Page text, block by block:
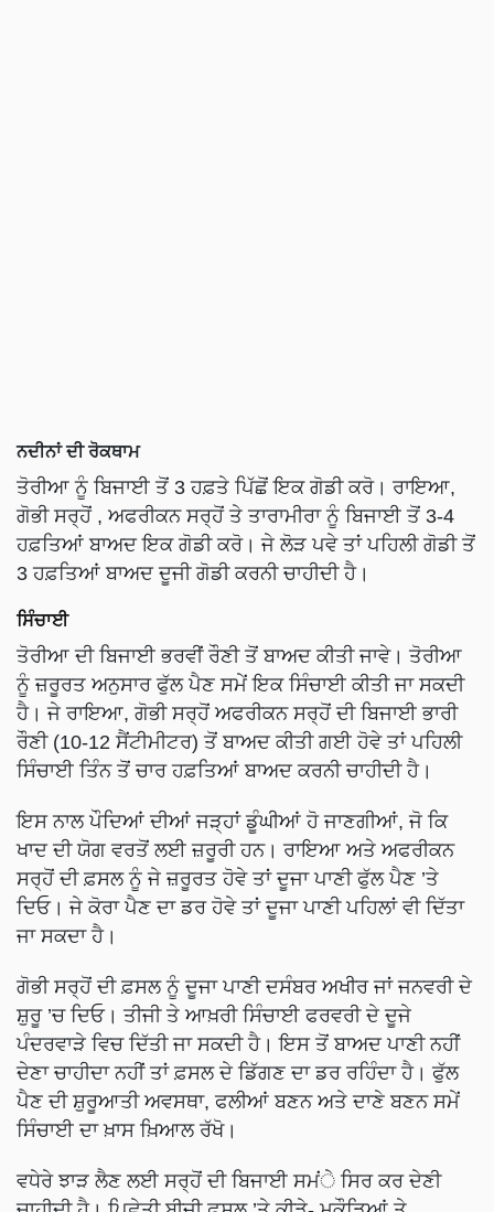
ਨਦੀਨਾਂ ਦੀ ਰੋਕਥਾਮ
ਤੋਰੀਆ ਨੂੰ ਬਿਜਾਈ ਤੋਂ 3 ਹਫ਼ਤੇ ਪਿੱਛੋਂ ਇਕ ਗੋਡੀ ਕਰੋ। ਰਾਇਆ,
ਗੋਭੀ ਸਰ੍ਹੋਂ , ਅਫਰੀਕਨ ਸਰ੍ਹੋਂ ਤੇ ਤਾਰਾਮੀਰਾ ਨੂੰ ਬਿਜਾਈ ਤੋਂ 3-4
ਹਫ਼ਤਿਆਂ ਬਾਅਦ ਇਕ ਗੋਡੀ ਕਰੋ। ਜੇ ਲੋੜ ਪਵੇ ਤਾਂ ਪਹਿਲੀ ਗੋਡੀ ਤੋਂ
3 ਹਫ਼ਤਿਆਂ ਬਾਅਦ ਦੂਜੀ ਗੋਡੀ ਕਰਨੀ ਚਾਹੀਦੀ ਹੈ।
ਸਿੰਚਾਈ
ਤੋਰੀਆ ਦੀ ਬਿਜਾਈ ਭਰਵੀਂ ਰੌਣੀ ਤੋਂ ਬਾਅਦ ਕੀਤੀ ਜਾਵੇ। ਤੋਰੀਆ
ਨੂੰ ਜ਼ਰੂਰਤ ਅਨੁਸਾਰ ਫੁੱਲ ਪੈਣ ਸਮੇਂ ਇਕ ਸਿੰਚਾਈ ਕੀਤੀ ਜਾ ਸਕਦੀ
ਹੈ। ਜੇ ਰਾਇਆ, ਗੋਭੀ ਸਰ੍ਹੋਂ ਅਫਰੀਕਨ ਸਰ੍ਹੋਂ ਦੀ ਬਿਜਾਈ ਭਾਰੀ
ਰੌਣੀ (10-12 ਸੈਂਟੀਮੀਟਰ) ਤੋਂ ਬਾਅਦ ਕੀਤੀ ਗਈ ਹੋਵੇ ਤਾਂ ਪਹਿਲੀ
ਸਿੰਚਾਈ ਤਿੰਨ ਤੋਂ ਚਾਰ ਹਫ਼ਤਿਆਂ ਬਾਅਦ ਕਰਨੀ ਚਾਹੀਦੀ ਹੈ।
ਇਸ ਨਾਲ ਪੌਦਿਆਂ ਦੀਆਂ ਜੜ੍ਹਾਂ ਡੂੰਘੀਆਂ ਹੋ ਜਾਣਗੀਆਂ, ਜੋ ਕਿ
ਖਾਦ ਦੀ ਯੋਗ ਵਰਤੋਂ ਲਈ ਜ਼ਰੂਰੀ ਹਨ। ਰਾਇਆ ਅਤੇ ਅਫਰੀਕਨ
ਸਰ੍ਹੋਂ ਦੀ ਫ਼ਸਲ ਨੂੰ ਜੇ ਜ਼ਰੂਰਤ ਹੋਵੇ ਤਾਂ ਦੂਜਾ ਪਾਣੀ ਫੁੱਲ ਪੈਣ ’ਤੇ
ਦਿਓ। ਜੇ ਕੋਰਾ ਪੈਣ ਦਾ ਡਰ ਹੋਵੇ ਤਾਂ ਦੂਜਾ ਪਾਣੀ ਪਹਿਲਾਂ ਵੀ ਦਿੱਤਾ
ਜਾ ਸਕਦਾ ਹੈ।
ਗੋਭੀ ਸਰ੍ਹੋਂ ਦੀ ਫ਼ਸਲ ਨੂੰ ਦੂਜਾ ਪਾਣੀ ਦਸੰਬਰ ਅਖੀਰ ਜਾਂ ਜਨਵਰੀ ਦੇ
ਸ਼ੁਰੂ ’ਚ ਦਿਓ। ਤੀਜੀ ਤੇ ਆਖ਼ਰੀ ਸਿੰਚਾਈ ਫਰਵਰੀ ਦੇ ਦੂਜੇ
ਪੰਦਰਵਾੜੇ ਵਿਚ ਦਿੱਤੀ ਜਾ ਸਕਦੀ ਹੈ। ਇਸ ਤੋਂ ਬਾਅਦ ਪਾਣੀ ਨਹੀਂ
ਦੇਣਾ ਚਾਹੀਦਾ ਨਹੀਂ ਤਾਂ ਫ਼ਸਲ ਦੇ ਡਿੱਗਣ ਦਾ ਡਰ ਰਹਿੰਦਾ ਹੈ। ਫੁੱਲ
ਪੈਣ ਦੀ ਸ਼ੁਰੂਆਤੀ ਅਵਸਥਾ, ਫਲੀਆਂ ਬਣਨ ਅਤੇ ਦਾਣੇ ਬਣਨ ਸਮੇਂ
ਸਿੰਚਾਈ ਦਾ ਖ਼ਾਸ ਖ਼ਿਆਲ ਰੱਖੋ।
ਵਧੇਰੇ ਝਾੜ ਲੈਣ ਲਈ ਸਰ੍ਹੋਂ ਦੀ ਬਿਜਾਈ ਸਮਂੇ ਸਿਰ ਕਰ ਦੇਣੀ